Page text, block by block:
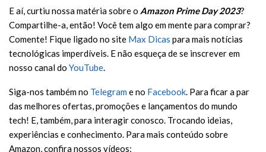
E aí, curtiu nossa matéria sobre o Amazon Prime Day 2023?
Compartilhe-a, então! Você tem algo em mente para comprar?
Comente! Fique ligado no site Max Dicas para mais notícias
tecnológicas imperdíveis. E não esqueça de se inscrever em
nosso canal do YouTube
Siga-nos também no Telegram e no Facebook . Para ficar a par
das melhores ofertas, promoções e lançamentos do mundo
tech! E, também, para interagir conosco. Trocando ideias,
experiências e conhecimento. Para mais conteúdo sobre
Amazon, confira nossos vídeos: